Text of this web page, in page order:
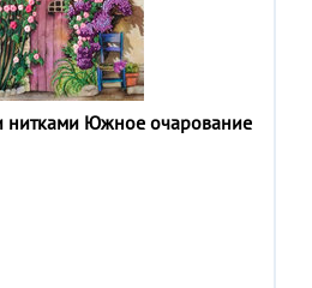
Южное очарование